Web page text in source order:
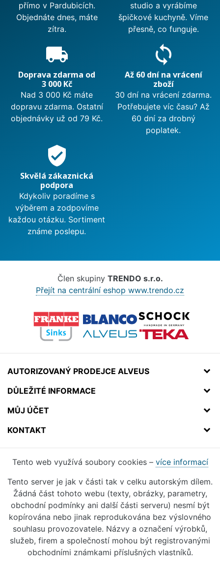
přímo v Pardubicích.
Objednáte dnes, máte
zítra.
studio a vyrábíme
špičkové kuchyně. Víme
přesně, co funguje.
local_shipping
Doprava zdarma od
3 000 Kč
Nad 3 000 Kč máte
dopravu zdarma. Ostatní
objednávky už od 79 Kč.
sync
Až 60 dní na vrácení
zboží
30 dní na vrácení zdarma.
Potřebujete víc času? Až
60 dní za drobný
poplatek.
verified_user
Skvělá zákaznická
podpora
Kdykoliv poradíme s
výběrem a zodpovíme
každou otázku. Sortiment
známe poslepu.
Člen skupiny TRENDO s.r.o.
Přejít na centrální eshop www.trendo.cz
AUTORIZOVANÝ PRODEJCE ALVEUS
DŮLEŽITÉ INFORMACE
MŮJ ÚČET
KONTAKT
Tento web využívá soubory cookies – více informací
Tento server je jak v části tak v celku autorským dílem.
Žádná část tohoto webu (texty, obrázky, parametry,
obchodní podmínky ani další části serveru) nesmí být
kopírována nebo jinak reprodukována bez výslovného
souhlasu provozovatele. Názvy a označení výrobků,
služeb, firem a společností mohou být registrovanými
obchodními známkami příslušných vlastníků.